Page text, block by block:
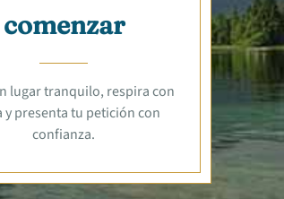
comenzar
lugar tranquilo, respira con
y presenta tu petición con
confianza.